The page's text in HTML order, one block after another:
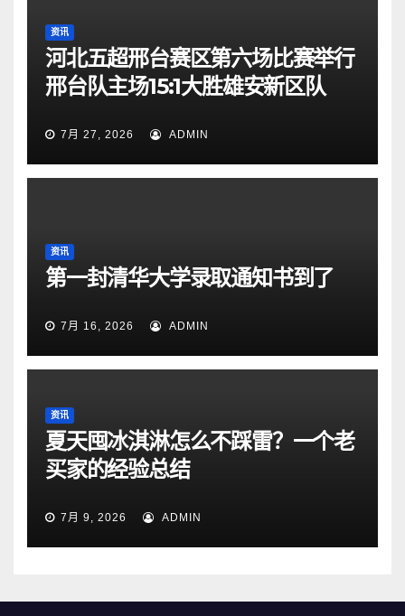
资讯
河北五超邢台赛区第六场比赛举行
邢台队主场15:1大胜雄安新区队
7月 27, 2026 ADMIN
资讯
第一封清华大学录取通知书到了
7月 16, 2026 ADMIN
资讯
夏天囤冰淇淋怎么不踩雷？一个老
买家的经验总结
7月 9, 2026 ADMIN